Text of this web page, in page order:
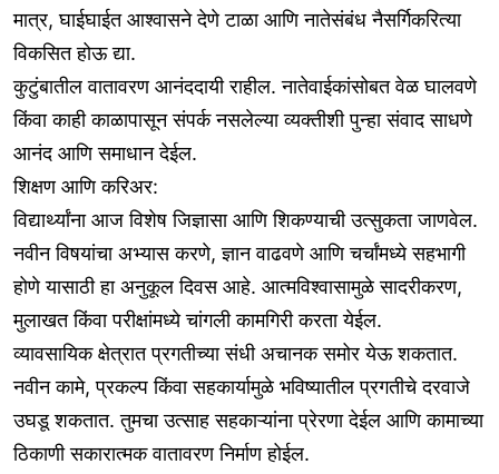
मात्र, घाईघाईत आश्वासने देणे टाळा आणि नातेसंबंध नैसर्गिकरित्या
विकसित होऊ द्या.
कुटुंबातील वातावरण आनंददायी राहील. नातेवाईकांसोबत वेळ घालवणे
किंवा काही काळापासून संपर्क नसलेल्या व्यक्तीशी पुन्हा संवाद साधणे
आनंद आणि समाधान देईल.
शिक्षण आणि करिअर:
विद्यार्थ्यांना आज विशेष जिज्ञासा आणि शिकण्याची उत्सुकता जाणवेल.
नवीन विषयांचा अभ्यास करणे, ज्ञान वाढवणे आणि चर्चांमध्ये सहभागी
होणे यासाठी हा अनुकूल दिवस आहे. आत्मविश्वासामुळे सादरीकरण,
मुलाखत किंवा परीक्षांमध्ये चांगली कामगिरी करता येईल.
व्यावसायिक क्षेत्रात प्रगतीच्या संधी अचानक समोर येऊ शकतात.
नवीन कामे, प्रकल्प किंवा सहकार्यामुळे भविष्यातील प्रगतीचे दरवाजे
उघडू शकतात. तुमचा उत्साह सहकाऱ्यांना प्रेरणा देईल आणि कामाच्या
ठिकाणी सकारात्मक वातावरण निर्माण होईल.